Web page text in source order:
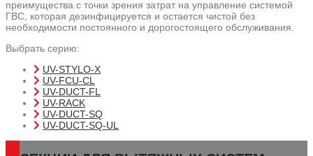
преимущества с точки зрения затрат на управление системой
ГВС, которая дезинфицируется и остается чистой без
необходимости постоянного и дорогостоящего обслуживания.
Выбрать серию:
UV-STYLO-X
UV-FCU-CL
UV-DUCT-FL
UV-RACK
UV-DUCT-SQ
UV-DUCT-SQ-UL